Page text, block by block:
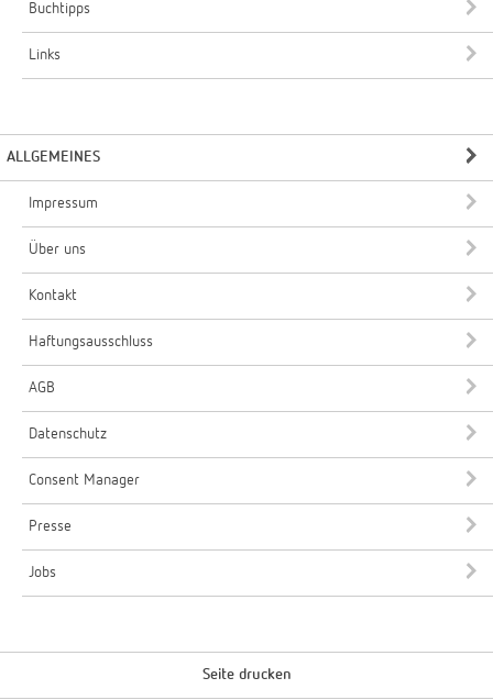
Buchtipps
Links
ALLGEMEINES
Impressum
Über uns
Kontakt
Haftungsausschluss
AGB
Datenschutz
Consent Manager
Presse
Jobs
Seite drucken